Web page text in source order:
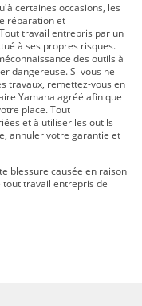
certaines occasions, les
réparation et
travail entrepris par un
à ses propres risques.
des outils à
dangereuse. Si vous ne
travaux, remettez-vous en
Yamaha agréé afin que
place. Tout
et à utiliser les outils
annuler votre garantie et
blessure causée en raison
travail entrepris de